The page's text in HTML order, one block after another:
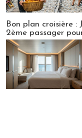
Bon plan croisière :
2ème passager